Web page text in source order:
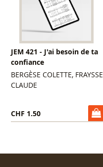
JEM 421 - J'ai besoin de ta
confiance
BERGÈSE COLETTE, FRAYSSE
CLAUDE
CHF 1.50